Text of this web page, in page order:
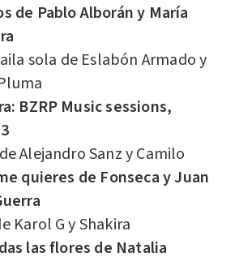
de Pablo Alborán y María
sola de Eslabón Armado y
BZRP Music sessions,
Alejandro Sanz y Camilo
quieres de Fonseca y Juan
Karol G y Shakira
las flores de Natalia